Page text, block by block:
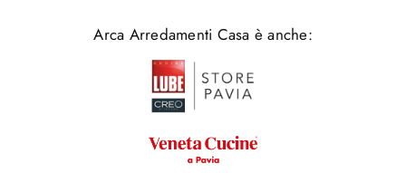
Arca Arredamenti Casa è anche: